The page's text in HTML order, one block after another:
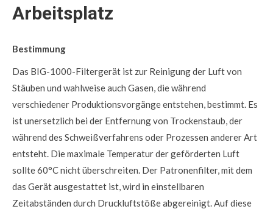
Arbeitsplatz
Bestimmung
Das BIG-1000-Filtergerät ist zur Reinigung der Luft von
Stäuben und wahlweise auch Gasen, die während
verschiedener Produktionsvorgänge entstehen, bestimmt. Es
ist unersetzlich bei der Entfernung von Trockenstaub, der
während des Schweißverfahrens oder Prozessen anderer Art
entsteht. Die maximale Temperatur der geförderten Luft
sollte 60°C nicht überschreiten. Der Patronenfilter, mit dem
das Gerät ausgestattet ist, wird in einstellbaren
Zeitabständen durch Druckluftstöße abgereinigt. Auf diese